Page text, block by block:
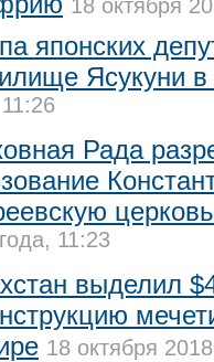
18 октября
японских
Ясукуни в
Рада
11:23
выделил
18 октября